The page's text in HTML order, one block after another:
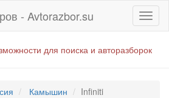
- Avtorazbor.su
для поиска и авторазборок
Камышин Infiniti